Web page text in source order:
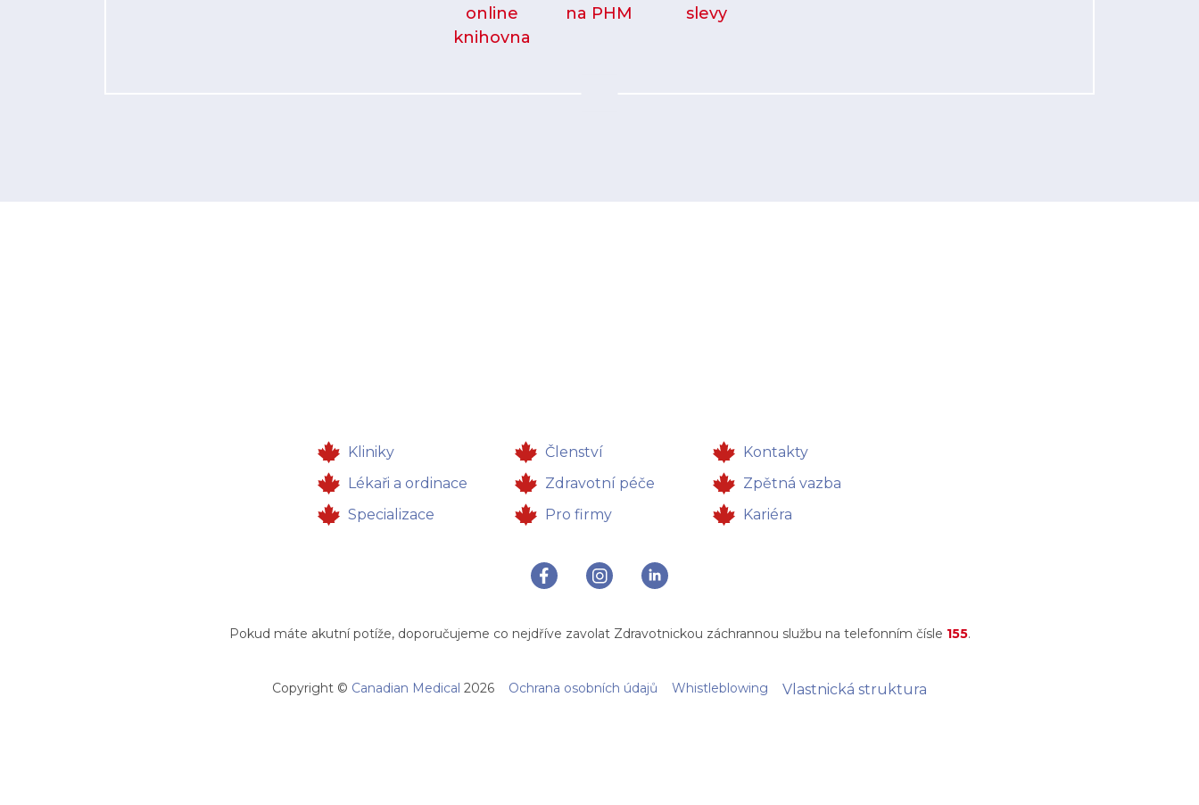
online
knihovna
na PHM
slevy
Kliniky
Lékaři a ordinace
Specializace
Členství
Zdravotní péče
Pro firmy
Kontakty
Zpětná vazba
Kariéra
Pokud máte akutní potíže, doporučujeme co nejdříve zavolat Zdravotnickou záchrannou službu na telefonním čísle 155.
Copyright © Canadian Medical 2026 Ochrana osobních údajů Whistleblowing Vlastnická struktura